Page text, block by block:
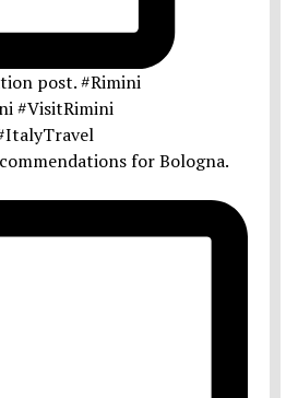
for Bologna.